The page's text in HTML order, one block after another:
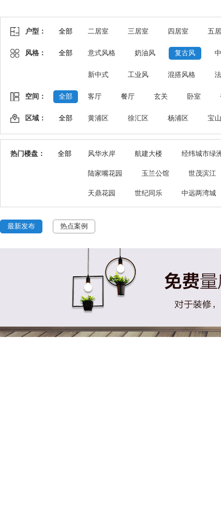
户型： 全部 二居室 三居室 四居室 五
风格： 全部 意式风格 奶油风 复古风
新中式 工业风 混搭风格
空间： 全部 客厅 餐厅 玄关 卧室
区域： 全部 黄浦区 徐汇区 杨浦区 宝
热门楼盘： 全部 风华水岸 航建大楼 经纬城市绿
陆家嘴花园 玉兰公馆 世茂滨江
天鼎花园 世纪同乐 中远两湾城
最新发布 热点案例